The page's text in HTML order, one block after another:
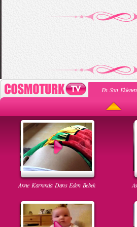
En Son
Anne Karnında Dans Eden Bebek